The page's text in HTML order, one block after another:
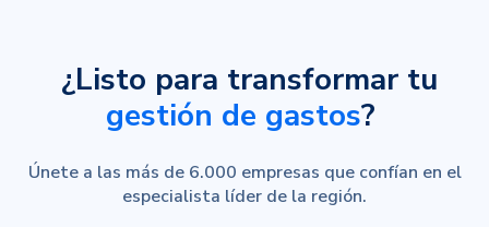
¿Listo para transformar tu
gestión de gastos?
Únete a las más de 6.000 empresas que confían en el
especialista líder de la región.